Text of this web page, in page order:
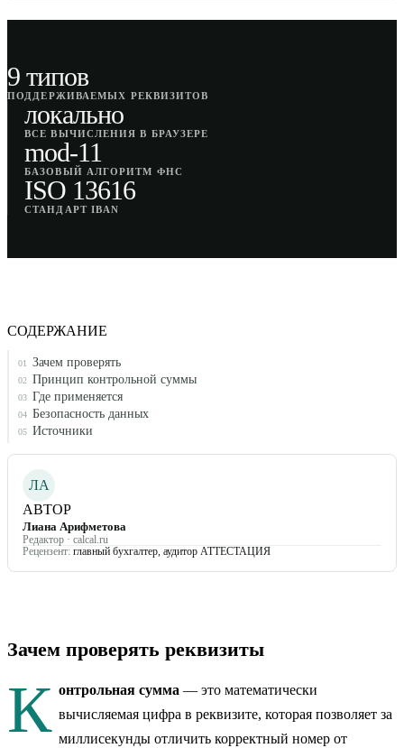
9 типов
ПОДДЕРЖИВАЕМЫХ РЕКВИЗИТОВ
локально
ВСЕ ВЫЧИСЛЕНИЯ В БРАУЗЕРЕ
mod-11
БАЗОВЫЙ АЛГОРИТМ ФНС
ISO 13616
СТАНДАРТ IBAN
СОДЕРЖАНИЕ
01 Зачем проверять
02 Принцип контрольной суммы
03 Где применяется
04 Безопасность данных
05 Источники
ЛА
АВТОР
Лиана Арифметова
Редактор · calcal.ru
Рецензент: главный бухгалтер, аудитор АТТЕСТАЦИЯ
Зачем проверять реквизиты
К онтрольная сумма — это математически
вычисляемая цифра в реквизите, которая позволяет за
миллисекунды отличить корректный номер от